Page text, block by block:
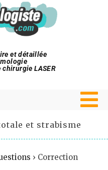
et détaillée
LASER
et strabisme
› Correction